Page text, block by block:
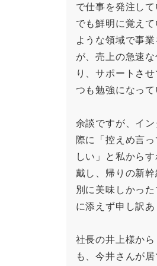
で仕事を発注し
でも鮮明に覚え
ような領域で事
が、売上の急速
り、サポートさ
つも勉強になって
余談ですが、イ
際に「控えめ言
しい」と私から
戴し、帰りの新
別に美味しかっ
に添えず申し訳
社長の井上様か
も、今井さんが